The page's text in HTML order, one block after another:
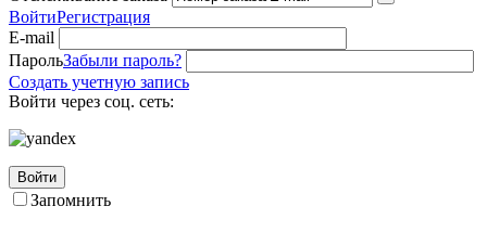
ВойтиРегистрация
E-mail
ПарольЗабыли пароль?
Создать учетную запись
Войти через соц. сеть:
Войти
Запомнить